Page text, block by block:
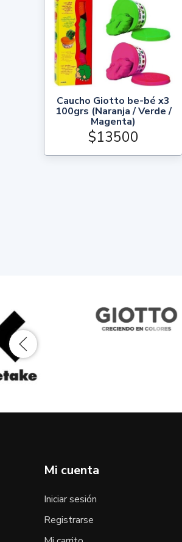
Caucho Giotto be-bé x3
100grs (Naranja / Verde /
Magenta)
$13500
Mi cuenta
Iniciar sesión
Registrarse